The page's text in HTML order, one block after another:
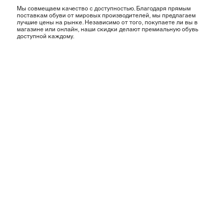
Мы совмещаем качество с доступностью. Благодаря прямым
поставкам обуви от мировых производителей, мы предлагаем
лучшие цены на рынке. Независимо от того, покупаете ли вы в
магазине или онлайн, наши скидки делают премиальную обувь
доступной каждому.